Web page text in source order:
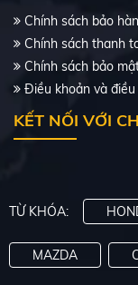
Chính sách bảo
Chính sách thanh
Chính sách bảo
Điều khoản và
KẾT NỐI VỚI
TỪ KHÓA:
MAZDA